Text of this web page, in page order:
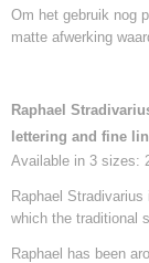
Om het gebruik nog
matte afwerking
Raphael
lettering and fine
Available in 3 sizes:
Raphael
which the traditional
Raphael has been